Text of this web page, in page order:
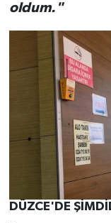
oldum."
DÜZCE'DE